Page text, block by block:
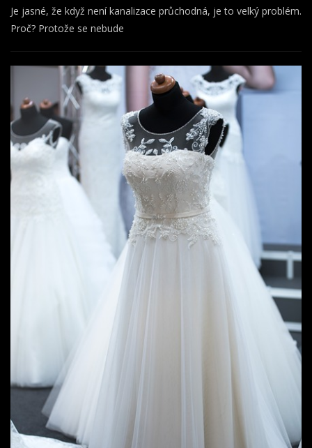
Je jasné, že když není kanalizace průchodná, je to velký problém.
Proč? Protože se nebude